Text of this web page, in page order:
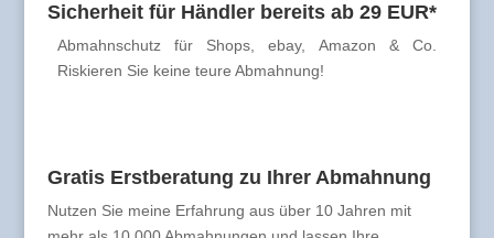
Sicherheit für Händler bereits ab 29 EUR*
Abmahnschutz für Shops, ebay, Amazon & Co.
Riskieren Sie keine teure Abmahnung!
Gratis Erstberatung zu Ihrer Abmahnung
Nutzen Sie meine Erfahrung aus über 10 Jahren mit